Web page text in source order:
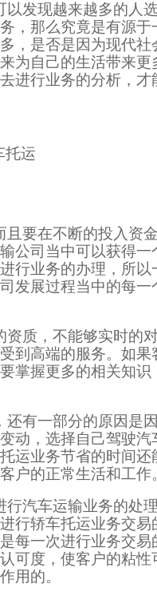
发现越来越多的人
，那么究竟是有源
，是否是因为现代
为自己的生活带来
进行业务的分析，
要在不断的投入资
公司当中可以获得
行业务的办理，所
发展过程当中的每
质，不能够实时的
到高端的服务。如果
掌握更多的相关知
有一部分的原因是
动，选择自己驾驶
运业务节省的时间
户的正常生活和工作
汽车运输业务的处
行轿车托运业务交
每一次进行业务交
可度，使客户的粘
用的。